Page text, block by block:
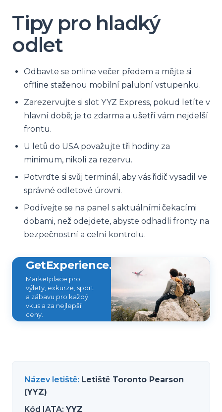
Tipy pro hladký
odlet
Odbavte se online večer předem a mějte si
offline staženou mobilní palubní vstupenku.
Zarezervujte si slot YYZ Express, pokud letíte v
hlavní době; je to zdarma a ušetří vám nejdelší
frontu.
U letů do USA považujte tři hodiny za
minimum, nikoli za rezervu.
Potvrďte si svůj terminál, aby vás řidič vysadil ve
správné odletové úrovni.
Podívejte se na panel s aktuálními čekacími
dobami, než odejdete, abyste odhadli fronty na
bezpečnostní a celní kontrolu.
GetExperience.com
Marketplace pro
výlety, exkurze, sport
a zábavu pro každý
vkus a za nejlepší
ceny.
Název letiště: Letiště Toronto Pearson
(YYZ)
Kód IATA: YYZ